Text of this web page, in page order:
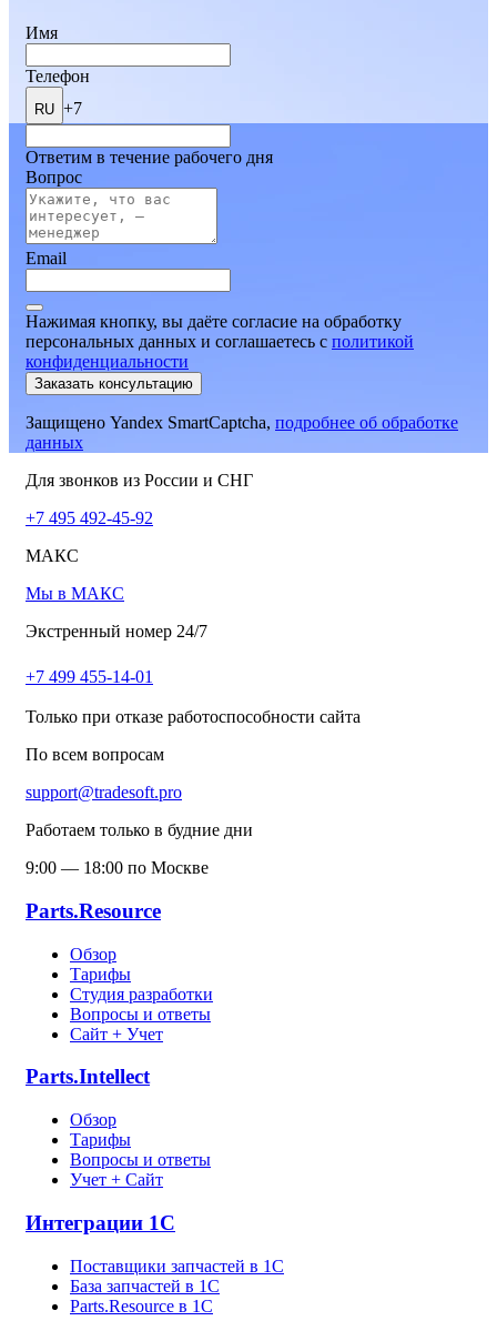
Имя
Телефон
RU +7
Ответим в течение рабочего дня
Вопрос
Email
Нажимая кнопку, вы даёте согласие на обработку
персональных данных и соглашаетесь c политикой
конфиденциальности
Заказать консультацию
Защищено Yandex SmartCaptcha, подробнее об обработке
данных
Для звонков из России и СНГ
+7 495 492-45-92
МАКС
Мы в МАКС
Экстренный номер 24/7
+7 499 455-14-01
Только при отказе работоспособности сайта
По всем вопросам
support@tradesoft.pro
Работаем только в будние дни
9:00 — 18:00 по Москве
Parts.Resource
Обзор
Тарифы
Студия разработки
Вопросы и ответы
Сайт + Учет
Parts.Intellect
Обзор
Тарифы
Вопросы и ответы
Учет + Сайт
Интеграции 1С
Поставщики запчастей в 1C
База запчастей в 1С
Parts.Resource в 1C